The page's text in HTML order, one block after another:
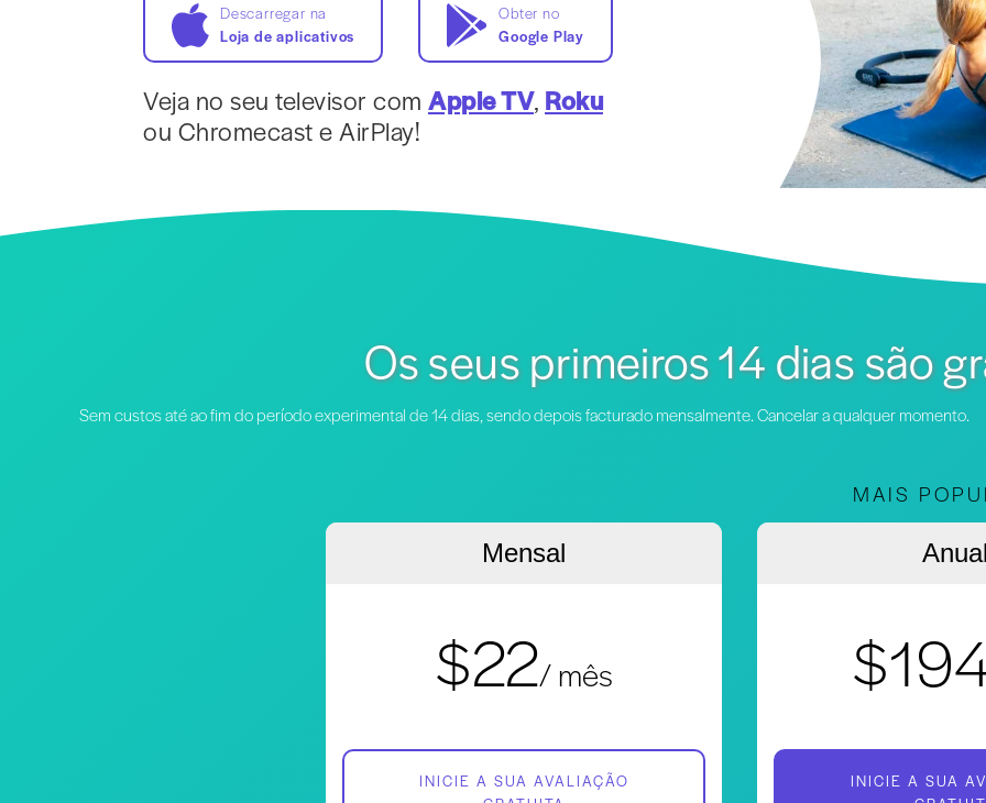
Descarregar na
Loja de aplicativos
Obter no
Google Play
Veja no seu televisor com Apple TV, Roku
ou Chromecast e AirPlay!
Os seus primeiros 14 dias são
Sem custos até ao fim do período experimental de 14 dias, sendo depois facturado mensalmente. Cancelar a qualquer momento.
Mensal
$22/ mês
INICIE A SUA AVALIAÇÃO
MAIS
Anual
INICIE A SUA